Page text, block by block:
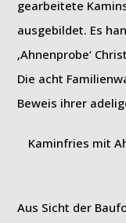
gearbeitete
ausgebildet. Es
‚Ahnenprobe‘
Die acht
Beweis ihrer
Kaminfries mit
Aus Sicht der